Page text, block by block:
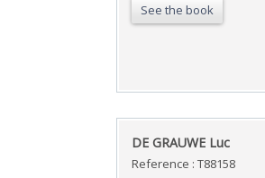
See the book
‎DE GRAUWE Luc‎
Reference : T88158